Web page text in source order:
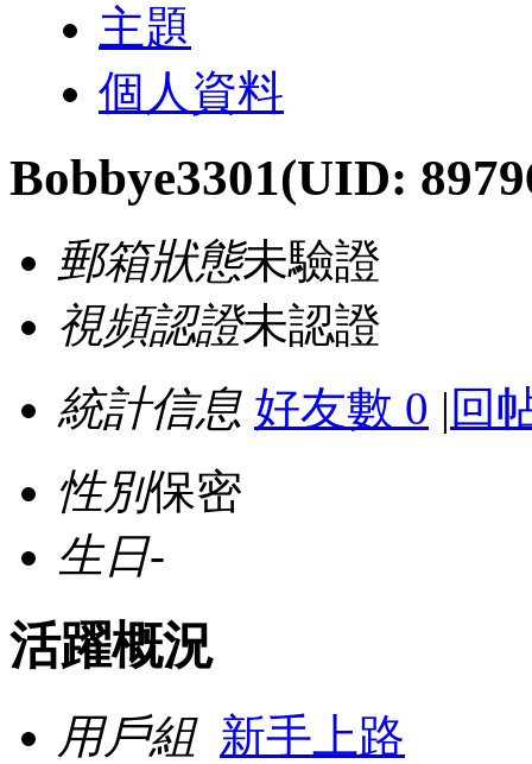
主題
個人資料
Bobbye3301(UID:
郵箱狀態未驗證
視頻認證未認證
統計信息 好友數 0 | 回
性別保密
生日-
活躍概況
用戶組 新手上路